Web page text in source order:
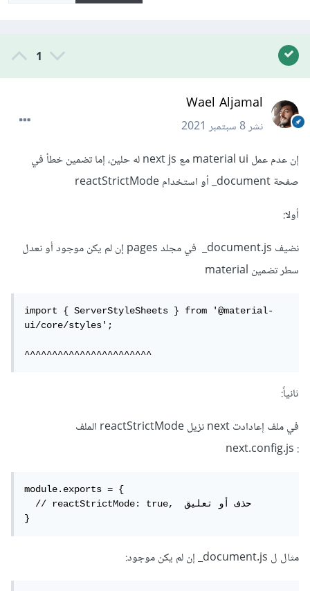
1
Wael Aljamal
نشر8 سبتمبر 2021
إن عدم عمل material ui مع next js له حلين، إما تضمين خطأ في
صفحة document_ أو استخدام reactStrictMode
أولا:
نضيف document.js_ في مجلد pages إن لم يكن موجود أو نعدل
سطر تضمين material
import { ServerStyleSheets } from '@material-
ui/core/styles';
^^^^^^^^^^^^^^^^^^^^^^^
ثانياً:
في ملف إعادادت next نزيل reactStrictMode الملف
: next.config.js
module.exports = {
  // reactStrictMode: true,  حذف أو تعليق
}
مثال ل document.js_ إن لم يكن موجود: